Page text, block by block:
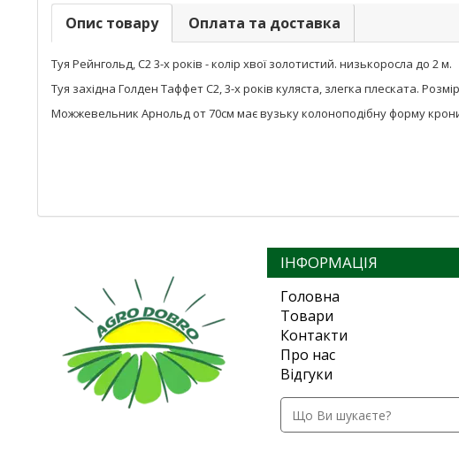
Опис товару Оплата та доставка
Туя Рейнгольд, С2 3-х років - колір хвої золотистий. низькоросла до 2 м.
Туя західна Голден Таффет С2, 3-х років куляста, злегка плеската.
Можжевельник Арнольд от 70см має вузьку колоноподібну форму
ІНФОРМАЦІЯ
Головна
Товари
Контакти
Про нас
Відгуки